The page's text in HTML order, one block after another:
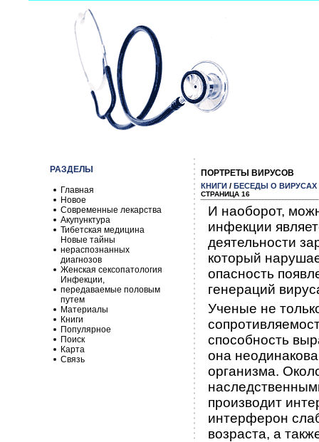
РАЗДЕЛЫ
Главная
Новое
Современные лекарства
Акупунктура
Тибетская медицина
Новые тайны
нераспознанных
диагнозов
Женская сексопатология
Инфекции,
передаваемые половым
путем
Материалы
Книги
Популярное
Поиск
Карта
Связь
ПОРТРЕТЫ ВИРУСОВ
КНИГИ / БЕСЕДЫ О ВИРУСАХ
СТРАНИЦА 16
И наоборот,
инфекции
деятельности
который
опасность
генераций
Ученые не
способность
она
орга­низма.
производит
интерферон
возраста, а